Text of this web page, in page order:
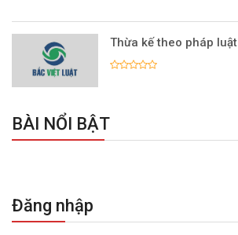
Thừa kế theo pháp luật
BÀI NỔI BẬT
Đăng nhập